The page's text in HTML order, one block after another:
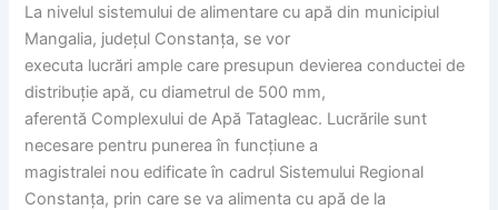
La nivelul sistemului de alimentare cu apă din municipiul
Mangalia, județul Constanța, se vor
executa lucrări ample care presupun devierea conductei de
distribuție apă, cu diametrul de 500 mm,
aferentă Complexului de Apă Tatagleac. Lucrările sunt
necesare pentru punerea în funcțiune a
magistralei nou edificate în cadrul Sistemului Regional
Constanța, prin care se va alimenta cu apă de la